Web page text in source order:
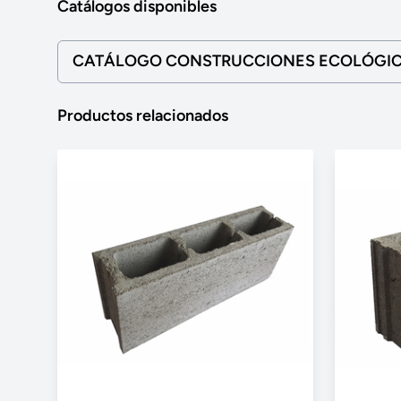
Catálogos disponibles
CATÁLOGO CONSTRUCCIONES
Productos relacionados